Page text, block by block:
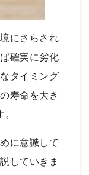
にさらされ
確実に劣化
タイミング
寿命を大き
に意識して
していきま